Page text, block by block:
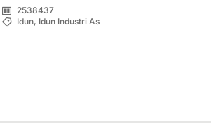
2538437
Idun, Idun Industri As